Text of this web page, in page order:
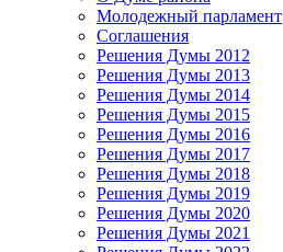
Молодежный парламент
Соглашения
Решения Думы 2012
Решения Думы 2013
Решения Думы 2014
Решения Думы 2015
Решения Думы 2016
Решения Думы 2017
Решения Думы 2018
Решения Думы 2019
Решения Думы 2020
Решения Думы 2021